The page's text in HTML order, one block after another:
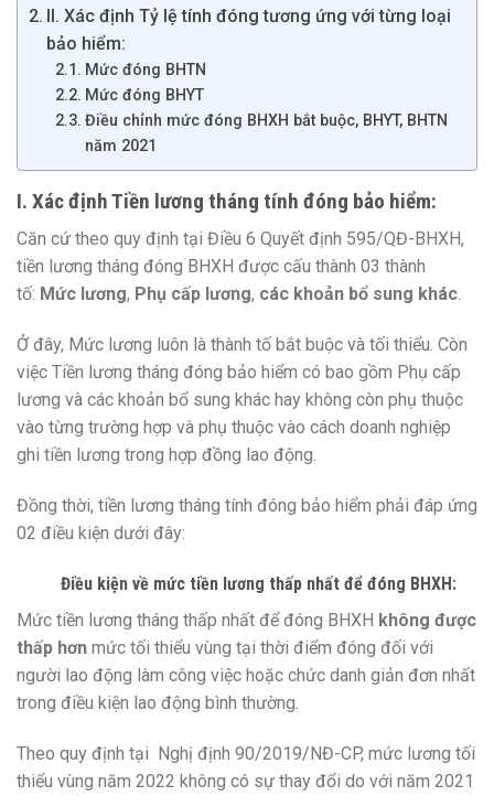
II. Xác định Tỷ lệ tính đóng tương ứng với từng loại
bảo hiểm:
Mức đóng BHTN
Mức đóng BHYT
Điều chỉnh mức đóng BHXH bắt buộc, BHYT, BHTN
năm 2021
I. Xác định Tiền lương tháng tính đóng bảo hiểm:
Căn cứ theo quy định tại Điều 6 Quyết định 595/QĐ-BHXH,
tiền lương tháng đóng BHXH được cấu thành 03 thành
tố: Mức lương, Phụ cấp lương, các khoản bổ sung khác.
Ở đây, Mức lương luôn là thành tố bắt buộc và tối thiểu. Còn
việc Tiền lương tháng đóng bảo hiểm có bao gồm Phụ cấp
lương và các khoản bổ sung khác hay không còn phụ thuộc
vào từng trường hợp và phụ thuộc vào cách doanh nghiệp
ghi tiền lương trong hợp đồng lao động.
Đồng thời, tiền lương tháng tính đóng bảo hiểm phải đáp ứng
02 điều kiện dưới đây:
Điều kiện về mức tiền lương thấp nhất để đóng BHXH:
Mức tiền lương tháng thấp nhất để đóng BHXH không được
thấp hơn mức tối thiểu vùng tại thời điểm đóng đối với
người lao động làm công việc hoặc chức danh giản đơn nhất
trong điều kiện lao động bình thường.
Theo quy định tại Nghị định 90/2019/NĐ-CP, mức lương tối
thiểu vùng năm 2022 không có sự thay đổi do với năm 2021